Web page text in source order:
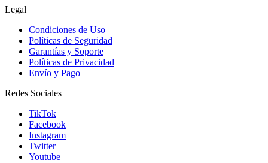
Legal
Condiciones de Uso
Políticas de Seguridad
Garantías y Soporte
Políticas de Privacidad
Envío y Pago
Redes Sociales
TikTok
Facebook
Instagram
Twitter
Youtube